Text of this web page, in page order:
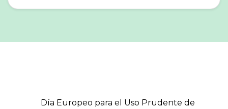
Día Europeo para el Uso Prudente de